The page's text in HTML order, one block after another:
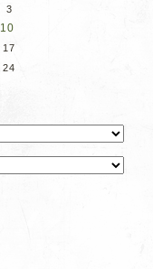
3
10
17
24